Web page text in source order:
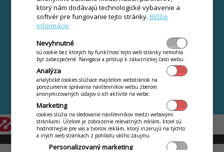
osôb
Obratová súpiska
Webová jedáleň
Jedálny lístok na
Internete ZDARMA
ONLINE videokurz
otazky
Novinky a zmeny
Kontakt
Ochrana osobných
údajov
Ďalšie aplikácie iKelp
ktorý nám dodávajú technologické vybavenie a
softvér pre fungovanie tejto stránky.Bližšie
informácie
Nevyhnutné
sú cookie bez ktorých by funkčnosť tejto web stránky nemohla
byť zabezpečené. Navigácia a prístup k zákazníckej časti webu.
Analýza
analytické cookies slúžiace majiteľom webstránok na
porozumenie správania návštevníkov webu zberom
anonymizovaných údajov o ich aktivite na webe.
Marketing
cookies slúžia na sledovanie návštevníkov medzi webovými
stránkami. Účelom je zobrazenie relevatných reklám, ktoré sú
hodnotnejšie pre vás a tvorcov reklám, ktorý inzerujú na týchto
a iných web stránkach z pohľadu vášho záujmu.
Personalizovaný marketing
© 2009 - 2026 Abiset s.r.o. | powered byiKelp